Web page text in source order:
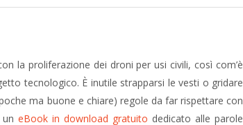
la proliferazione dei droni per usi civili, così com’è
tecnologico. È inutile strapparsi le vesti o gridare
ma buone e chiare) regole da far rispettare con
eBook in download gratuito dedicato alle parole